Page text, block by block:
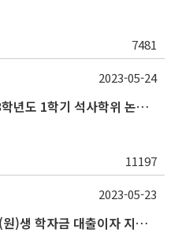
7481
[보건정책관리학전공] 2023학년도 1학기 석사학위 논문심사 일정
11197
2023-05-24
2023년 상반기 익산시 대학(원)생 학자금 대출이자 지원사업 안내
2023-05-23